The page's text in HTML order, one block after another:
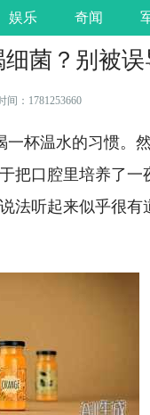
娱乐 奇闻
菌？别被误
间：1781253660
杯温水的习惯。
把口腔里培养了一
法听起来似乎很有